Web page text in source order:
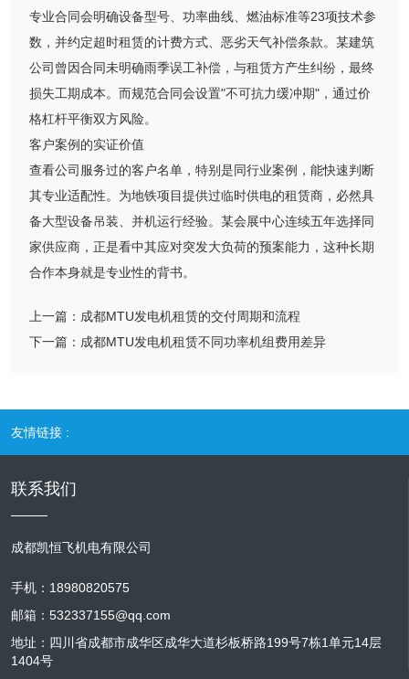
专业合同会明确设备型号、功率曲线、燃油标准等23项技术参
数，并约定超时租赁的计费方式、恶劣天气补偿条款。某建筑
公司曾因合同未明确雨季误工补偿，与租赁方产生纠纷，最终
损失工期成本。而规范合同会设置"不可抗力缓冲期"，通过价
格杠杆平衡双方风险。
客户案例的实证价值
查看公司服务过的客户名单，特别是同行业案例，能快速判断
其专业适配性。为地铁项目提供过临时供电的租赁商，必然具
备大型设备吊装、并机运行经验。某会展中心连续五年选择同
家供应商，正是看中其应对突发大负荷的预案能力，这种长期
合作本身就是专业性的背书。
上一篇： 成都MTU发电机租赁的交付周期和流程
下一篇： 成都MTU发电机租赁不同功率机组费用差异
友情链接 :
联系我们
成都凯恒飞机电有限公司
手机：18980820575
邮箱：532337155@qq.com
地址：四川省成都市成华区成华大道杉板桥路199号7栋1单元14层
1404号